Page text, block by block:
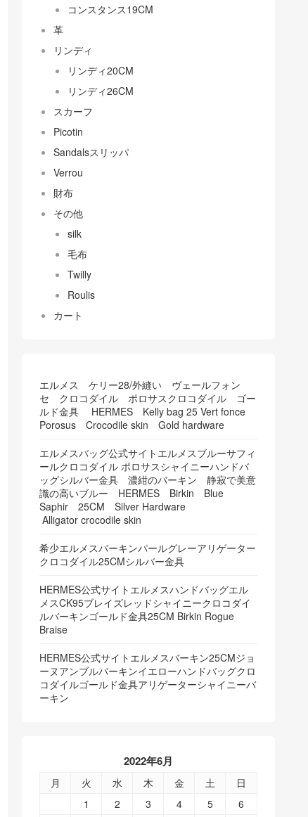
コンスタンス19CM
革
リンディ
リンディ20CM
リンディ26CM
スカーフ
Picotin
Sandalsスリッパ
Verrou
財布
その他
silk
毛布
Twilly
Roulis
カート
エルメス ケリー28/外縫い ヴェールフォン
セ クロコダイル ポロサスクロコダイル ゴー
ルド金具 HERMES Kelly bag 25 Vert fonce
Porosus Crocodile skin Gold hardware
エルメスバッグ公式サイトエルメスブルーサフィ
ールクロコダイル ポロサスシャイニーハンドバ
ッグシルバー金具 濃紺のバーキン 静寂で美意
識の高いブルー HERMES Birkin Blue
Saphir 25CM Silver Hardware
Alligator crocodile skin
希少エルメスバーキンパールグレーアリゲーター
クロコダイル25CMシルバー金具
HERMES公式サイトエルメスハンドバッグエル
メスCK95ブレイズレッドシャイニークロコダイ
ルバーキンゴールド金具25CM Birkin Rogue
Braise
HERMES公式サイトエルメスバーキン25CMジョ
ーヌアンブルバーキンイエローハンドバッグクロ
コダイルゴールド金具アリゲーターシャイニーバ
ーキン
2022年6月
月 火 水 木 金 土
日
1
2 3 4 5
6